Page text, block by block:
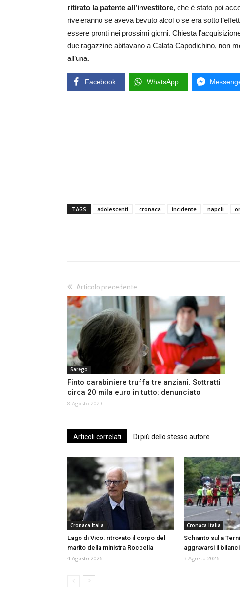
ritirato la patente all’investitore, che è stato poi
riveleranno se aveva bevuto alcol o se era sotto
essere pronti nei prossimi giorni. Chiesta
due ragazzine abitavano a Calata Capodichino, non
all’una.
Facebook WhatsApp
TAGS adolescenti cronaca incidente napoli
Articolo precedente
Sarego
Finto carabiniere truffa tre anziani. Sottratti
circa 20 mila euro in tutto: denunciato
8 Agosto 2020
Articoli correlati Di più dello stesso autore
Cronaca Italia
Lago di Vico: ritrovato il corpo del
marito della ministra Roccella
4 Agosto 2026
Cronaca Italia
Schianto sulla
aggravarsi il
3 Agosto 2026